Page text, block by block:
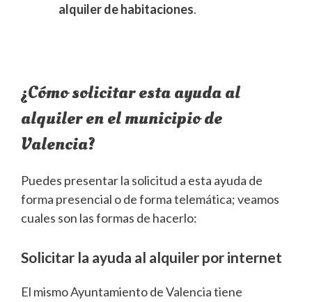
alquiler de habitaciones.
¿Cómo solicitar esta ayuda al
alquiler en el municipio de
Valencia?
Puedes presentar la solicitud a esta ayuda de
forma presencial o de forma telemática; veamos
cuales son las formas de hacerlo:
Solicitar la ayuda al alquiler por internet
El mismo Ayuntamiento de Valencia tiene